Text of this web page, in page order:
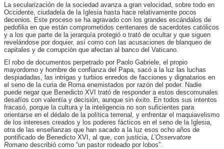
La secularización de la sociedad avanza a gran velocidad, sobre todo en
Occidente, ciudadela de la Iglesia hasta hace relativamente pocos
decenios. Este proceso se ha agravado con los grandes escándalos de
pedofilia en que están comprometidos centenares de sacerdotes católicos
y a los que parte de la jerarquía protegió o trató de ocultar y que siguen
revelándose por doquier, así como con las acusaciones de blanqueo de
capitales y de corrupción que afectan al banco del Vaticano.
El robo de documentos perpetrado por Paolo Gabriele, el propio
mayordomo y hombre de confianza del Papa, sacó a la luz las luchas
despiadadas, las intrigas y turbios enredos de facciones y dignatarios en
el seno de la curia de Roma enemistados por razón del poder. Nadie
puede negar que Benedicto XVI trató de responder a estos descomunales
desafíos con valentía y decisión, aunque sin éxito. En todos sus intentos
fracasó, porque la cultura y la inteligencia no son suficientes para
orientarse en el dédalo de la política terrenal, y enfrentar el maquiavelismo
de los intereses creados y los poderes fácticos en el seno de la Iglesia,
otra de las enseñanzas que han sacado a la luz esos ocho años de
pontificado de Benedicto XVI, al que, con justicia, L’Osservatore
Romano describió como “un pastor rodeado por lobos”.